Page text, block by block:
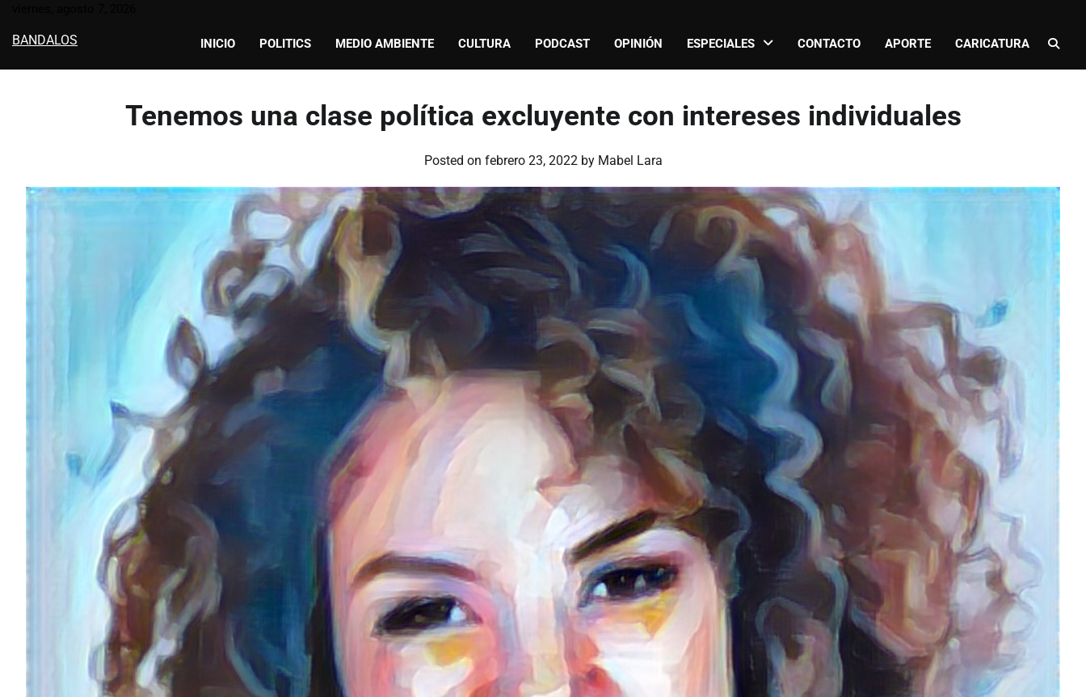
content
BANDALOS INICIO POLITICS MEDIO AMBIENTE CULTURA PODCAST OPINIÓN ESPECIALES CONTACTO APORTE CARICATURA
Tenemos una clase política excluyente con intereses individuales
Posted on febrero 23, 2022 by Mabel Lara